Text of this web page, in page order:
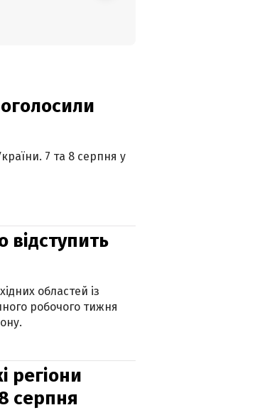
7 та 8 серпня у
відступить
областей із
робочого тижня
регіони
серпня